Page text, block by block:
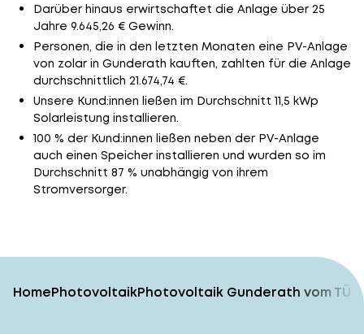
Darüber hinaus erwirtschaftet die Anlage über 25
Jahre 9.645,26 € Gewinn.
Personen, die in den letzten Monaten eine PV-Anlage
von zolar in Gunderath kauften, zahlten für die Anlage
durchschnittlich 21.674,74 €.
Unsere Kund:innen ließen im Durchschnitt 11,5 kWp
Solarleistung installieren.
100 % der Kund:innen ließen neben der PV-Anlage
auch einen Speicher installieren und wurden so im
Durchschnitt 87 % unabhängig von ihrem
Stromversorger.
HomePhotovoltaikPhotovoltaik Gunderath vom